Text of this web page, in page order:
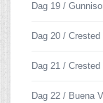
Dag 19 /
Dag 20 /
Dag 21 /
Dag 22 / Buena